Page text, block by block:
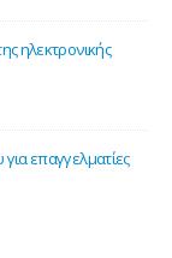
ηλεκτρονικής
επαγγελματίες